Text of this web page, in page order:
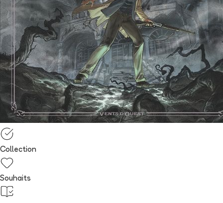
Collection
Souhaits